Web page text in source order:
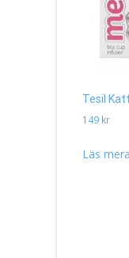
Tesil
149 kr
Läs